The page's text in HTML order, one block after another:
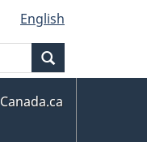
English
Canada.ca